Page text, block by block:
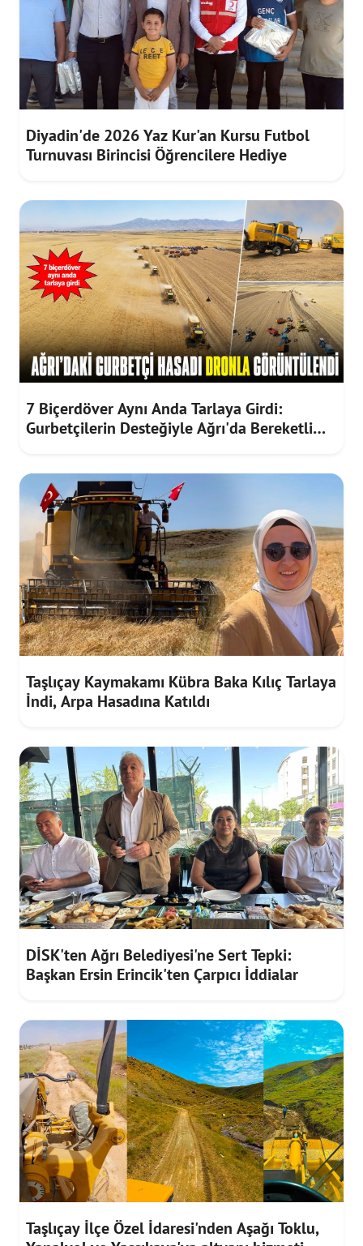
Diyadin'de 2026 Yaz Kur'an Kursu Futbol
Turnuvası Birincisi Öğrencilere Hediye
7 Biçerdöver Aynı Anda Tarlaya Girdi:
Gurbetçilerin Desteğiyle Ağrı'da Bereketli
Taşlıçay Kaymakamı Kübra Baka Kılıç Tarlaya
İndi, Arpa Hasadına Katıldı
DİSK'ten Ağrı Belediyesi'ne Sert Tepki:
Başkan Ersin Erincik'ten Çarpıcı İddialar
Taşlıçay İlçe Özel İdaresi'nden Aşağı Toklu,